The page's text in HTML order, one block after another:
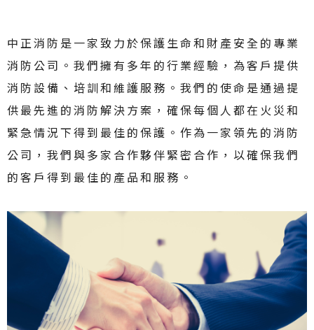
中正消防是一家致力於保護生命和財產安全的專業
消防公司。我們擁有多年的行業經驗，為客戶提供
消防設備、培訓和維護服務。我們的使命是通過提
供最先進的消防解決方案，確保每個人都在火災和
緊急情況下得到最佳的保護。作為一家領先的消防
公司，我們與多家合作夥伴緊密合作，以確保我們
的客戶得到最佳的產品和服務。